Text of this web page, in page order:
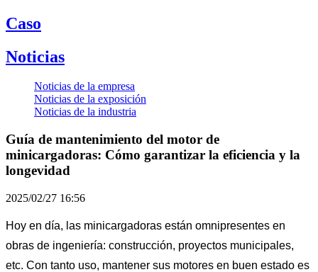
Caso
Noticias
Noticias de la empresa
Noticias de la exposición
Noticias de la industria
Guía de mantenimiento del motor de
minicargadoras: Cómo garantizar la eficiencia y la
longevidad
2025/02/27 16:56
Hoy en día, las minicargadoras están omnipresentes en
obras de ingeniería: construcción, proyectos municipales,
etc. Con tanto uso, mantener sus motores en buen estado es